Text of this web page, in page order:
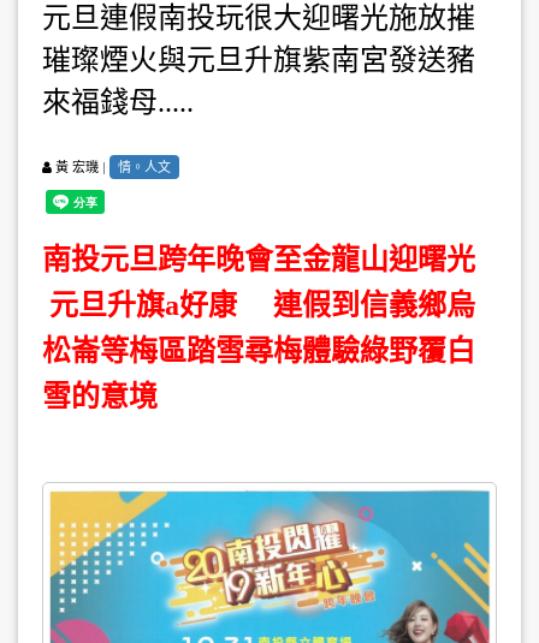
元旦連假南投玩很大迎曙光施放摧
璀璨煙火與元旦升旗紫南宮發送豬
來福錢母.....
黃 宏璣 | 情。人文
南投元旦跨年晚會至金龍山迎曙光
元旦升旗a好康 連假到信義鄉烏
松崙等梅區踏雪尋梅體驗綠野覆白
雪的意境